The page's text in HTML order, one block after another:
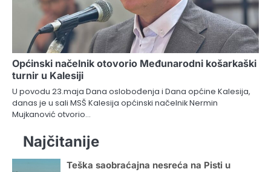
Općinski načelnik otovorio Međunarodni košarkaški
turnir u Kalesiji
U povodu 23.maja Dana oslobođenja i Dana općine Kalesija,
danas je u sali MSŠ Kalesija općinski načelnik Nermin
Mujkanović otvorio…
Najčitanije
Teška saobraćajna nesreća na Pisti u